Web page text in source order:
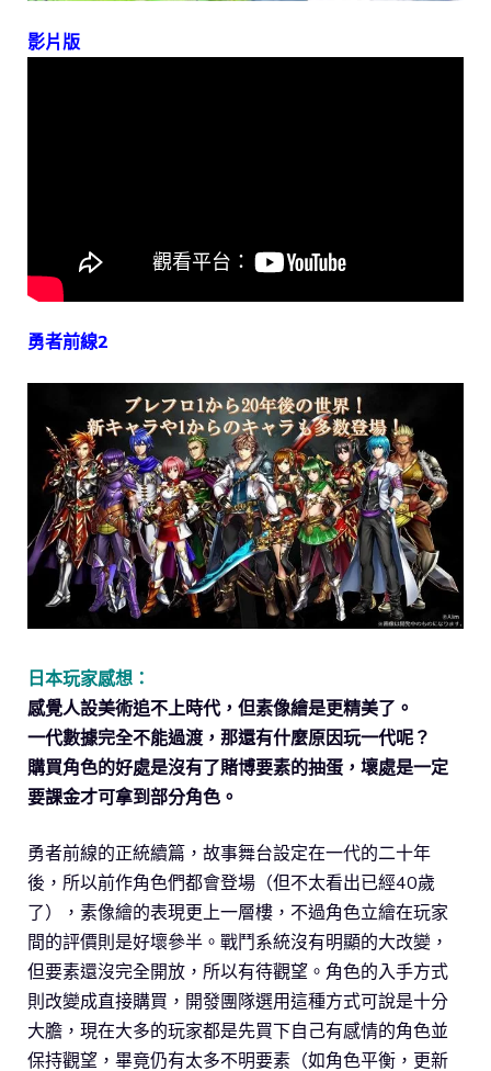
影片版
勇者前線2
日本玩家感想：
感覺人設美術追不上時代，但素像繪是更精美了。
一代數據完全不能過渡，那還有什麼原因玩一代呢？
購買角色的好處是沒有了賭博要素的抽蛋，壞處是一定
要課金才可拿到部分角色。
勇者前線的正統續篇，故事舞台設定在一代的二十年
後，所以前作角色們都會登場（但不太看出已經40歲
了），素像繪的表現更上一層樓，不過角色立繪在玩家
間的評價則是好壞參半。戰鬥系統沒有明顯的大改變，
但要素還沒完全開放，所以有待觀望。角色的入手方式
則改變成直接購買，開發團隊選用這種方式可說是十分
大膽，現在大多的玩家都是先買下自己有感情的角色並
保持觀望，畢竟仍有太多不明要素（如角色平衡，更新